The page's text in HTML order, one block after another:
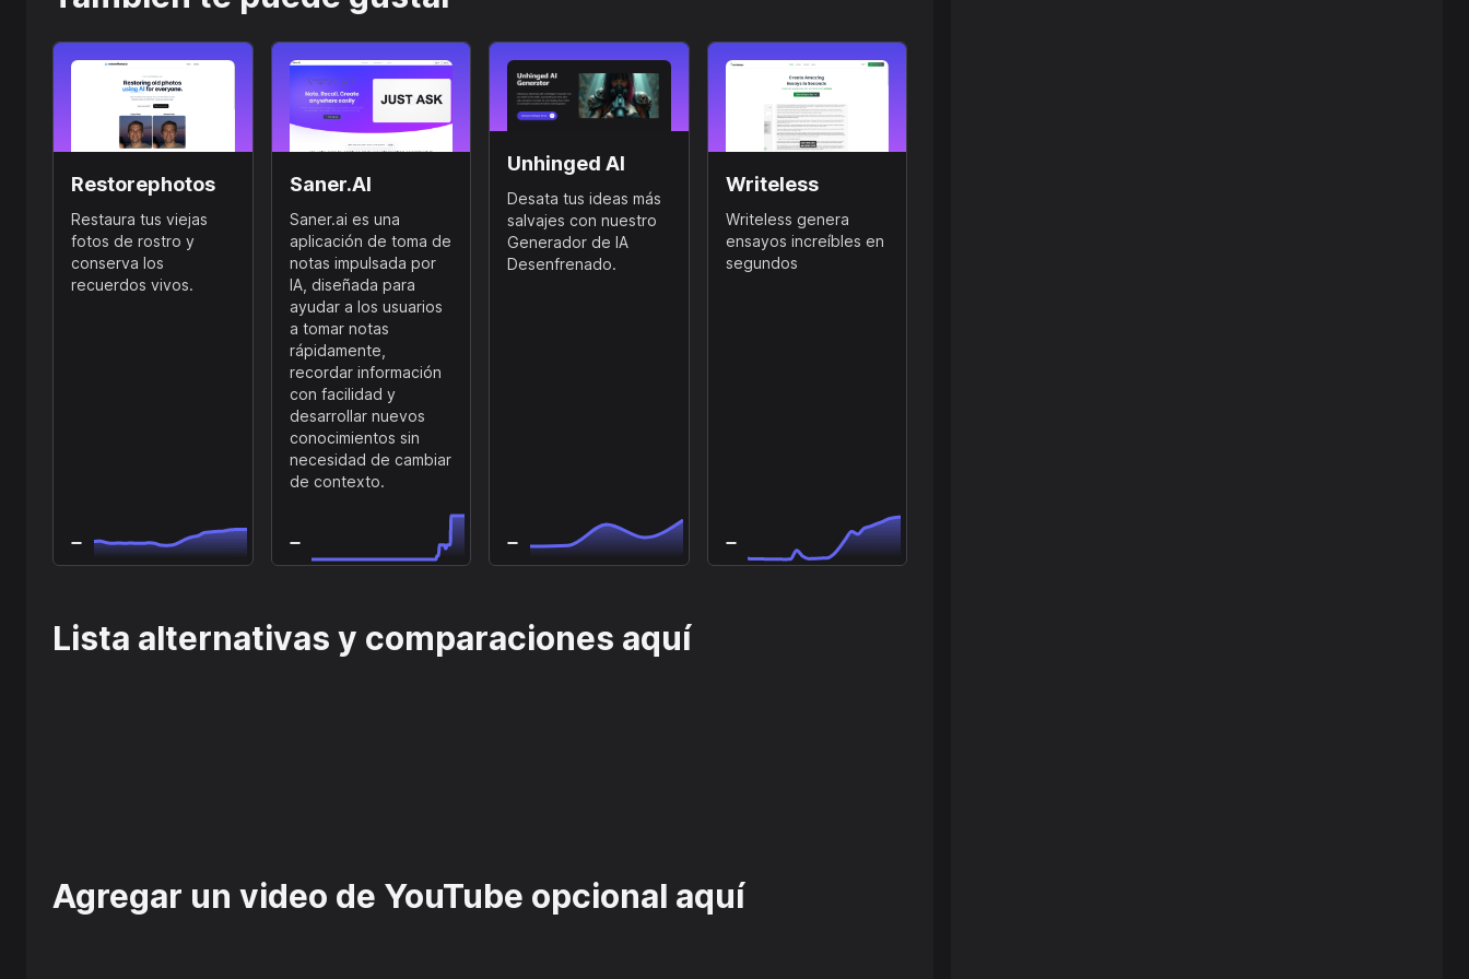
Restorephotos
Restaura tus viejas
fotos de rostro y
conserva los
recuerdos vivos.
Saner.AI
Saner.ai es una
aplicación de toma de
notas impulsada por
IA, diseñada para
ayudar a los usuarios
a tomar notas
rápidamente,
recordar información
con facilidad y
desarrollar nuevos
conocimientos sin
necesidad de cambiar
de contexto.
Unhinged AI
Desata tus ideas más
salvajes con nuestro
Generador de IA
Desenfrenado.
Writeless
Writeless genera
ensayos increíbles en
segundos
Lista alternativas y comparaciones aquí
Agregar un video de YouTube opcional aquí